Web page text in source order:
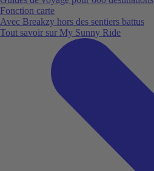
Fonction carte
Avec Breakzy hors des sentiers battus
Tout savoir sur My Sunny Ride